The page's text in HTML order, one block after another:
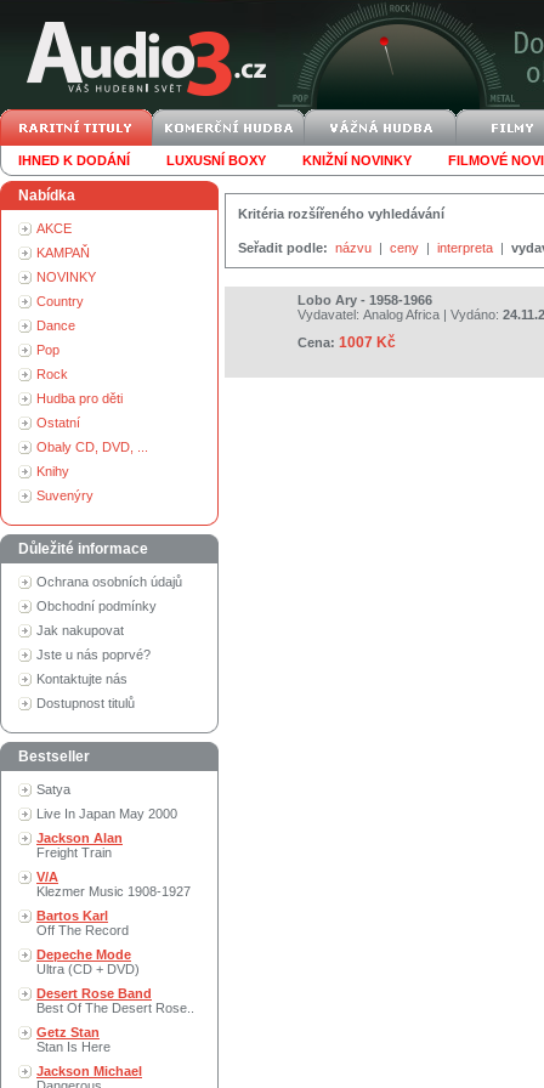
IHNED K DODÁNÍ LUXUSNÍ BOXY KNIŽNÍ NOVINKY FILMOVÉ
Nabídka
AKCE
KAMPAŇ
NOVINKY
Country
Dance
Pop
Rock
Hudba pro děti
Ostatní
Obaly CD, DVD, ...
Knihy
Suvenýry
Důležité informace
Ochrana osobních údajů
Obchodní podmínky
Jak nakupovat
Jste u nás poprvé?
Kontaktujte nás
Dostupnost titulů
Bestseller
Satya
Live In Japan May 2000
Jackson Alan
Freight Train
V/A
Klezmer Music 1908-1927
Bartos Karl
Off The Record
Depeche Mode
Ultra (CD + DVD)
Desert Rose Band
Best Of The Desert Rose..
Getz Stan
Stan Is Here
Jackson Michael
Kritéria rozšířeného vyhledávání
Seřadit podle: názvu | ceny | interpreta |
Lobo Ary - 1958-1966
Vydavatel: Analog Africa | Vydáno:
Cena: 1007 Kč